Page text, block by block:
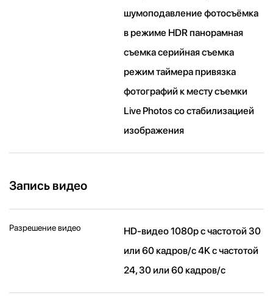
шумоподавление фотосъёмка
в режиме HDR панорамная
съемка серийная съемка
режим таймера привязка
фотографий к месту съемки
Live Photos со стабили­зацией
изображения
Запись видео
Разрешение видео
HD-видео 1080p с частотой 30
или 60 кадров/ с 4K с частотой
24, 30 или 60 кадров/ с